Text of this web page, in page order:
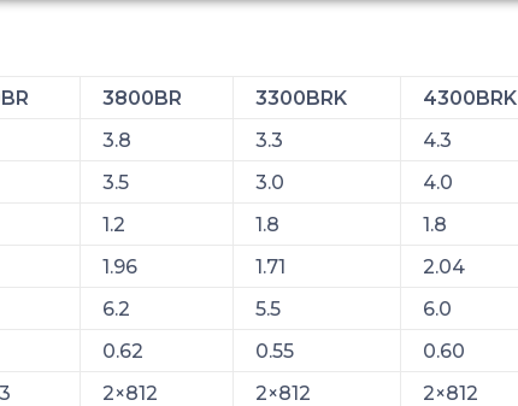
3800BR 3300BRK 4300BRK
3.8 3.3 4.3
3.5 3.0 4.0
1.2 1.8 1.8
1.96 1.71 2.04
6.2 5.5 6.0
0.62 0.55 0.60
2×812 2×812 2×812